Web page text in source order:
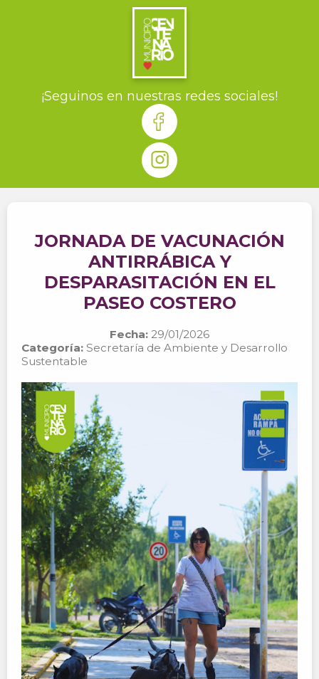
¡Seguinos en nuestras redes sociales!
JORNADA DE VACUNACIÓN
ANTIRRÁBICA Y
DESPARASITACIÓN EN EL
PASEO COSTERO
Fecha: 29/01/2026
Categoría: Secretaría de Ambiente y Desarrollo
Sustentable